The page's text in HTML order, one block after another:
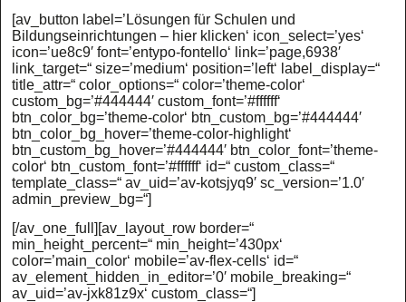
[av_button label=’Lösungen für Schulen und
Bildungseinrichtungen – hier klicken‘ icon_select=’yes‘
icon=’ue8c9′ font=’entypo-fontello‘ link=’page,6938′
link_target=“ size=’medium‘ position=’left‘ label_display=“
title_attr=“ color_options=“ color=’theme-color‘
custom_bg=’#444444′ custom_font=’#ffffff‘
btn_color_bg=’theme-color‘ btn_custom_bg=’#444444′
btn_color_bg_hover=’theme-color-highlight‘
btn_custom_bg_hover=’#444444′ btn_color_font=’theme-
color‘ btn_custom_font=’#ffffff‘ id=“ custom_class=“
template_class=“ av_uid=’av-kotsjyq9′ sc_version=’1.0′
admin_preview_bg=“]
[/av_one_full][av_layout_row border=“
min_height_percent=“ min_height=’430px‘
color=’main_color‘ mobile=’av-flex-cells‘ id=“
av_element_hidden_in_editor=’0′ mobile_breaking=“
av_uid=’av-jxk81z9x‘ custom_class=“]